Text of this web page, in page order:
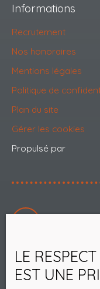
Informations
Recrutement
Nos honoraires
Mentions légales
Politique de
Plan du site
Gérer les cookies
Propulsé par
208
80100
LE
EST UNE